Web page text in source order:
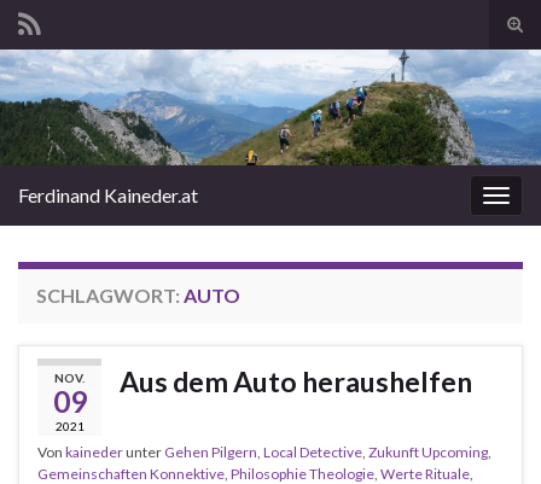
Search for:
Ferdinand Kaineder.at
SCHLAGWORT: AUTO
NOV.
09
2021
Aus dem Auto heraushelfen
Von kainederunter Gehen Pilgern Local Detective Zukunft Upcoming
Gemeinschaften Konnektive Philosophie Theologie Werte Rituale